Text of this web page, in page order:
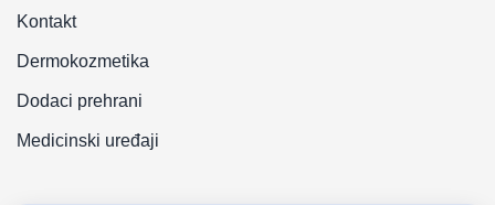
Kontakt
Dermokozmetika
Dodaci prehrani
Medicinski uređaji